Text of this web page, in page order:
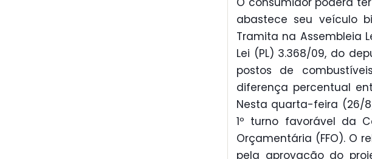
abastece seu veículo
Tramita na Assembleia
Lei (PL) 3.368/09, do
postos de
diferença percentual
Nesta quarta-feira (26/
1º turno favorável da
Orçamentária (FFO). O
pela aprovação do